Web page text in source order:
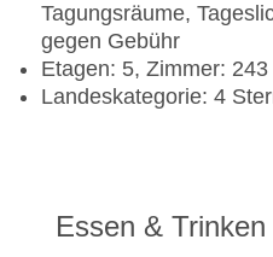
Tagungsräume,
gegen Gebühr
Etagen: 5, Zimmer: 243
Landeskategorie: 4
Essen & Trinken